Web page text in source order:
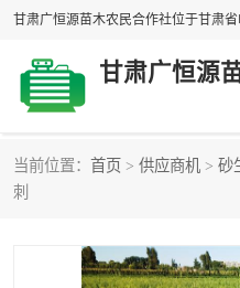
甘肃广恒源
当前位置： 首页 > 供应商机 > 砂
刺
圆冠榆